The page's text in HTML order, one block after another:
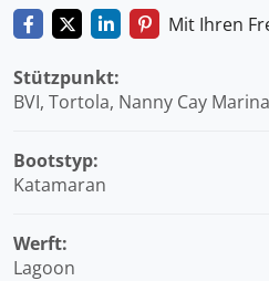
Mit Ihren
Stützpunkt:
BVI, Tortola, Nanny Cay
Bootstyp:
Katamaran
Werft:
Lagoon